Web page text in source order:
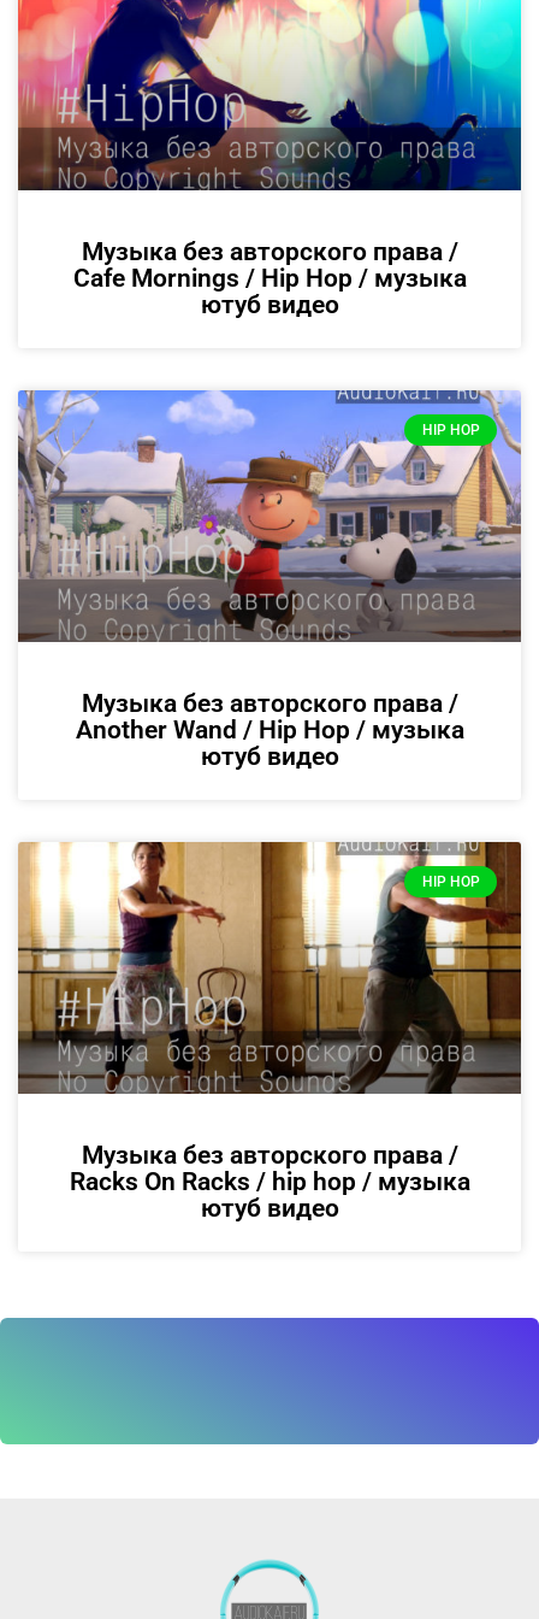
Музыка без авторского права /
Cafe Mornings / Hip Hop / музыка
ютуб видео
HIP HOP
Музыка без авторского права /
Another Wand / Hip Hop / музыка
ютуб видео
HIP HOP
Музыка без авторского права /
Racks On Racks / hip hop / музыка
ютуб видео